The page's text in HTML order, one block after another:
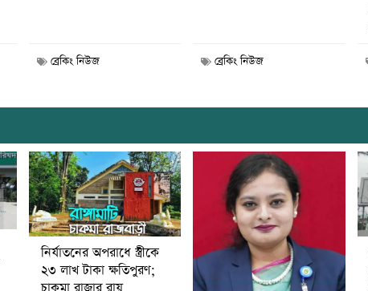
ব্রেকিং নিউজ ব্রেকিং নিউজ
নির্যাতনের অপরাধে স্ত্রীকে
২৩ লাখ টাকা ক্ষতিপুরণ;